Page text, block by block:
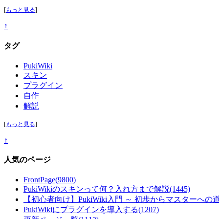
[もっと見る]
↑
タグ
PukiWiki
スキン
プラグイン
自作
解説
[もっと見る]
↑
人気のページ
FrontPage(9800)
PukiWikiのスキンって何？入れ方まで解説(1445)
【初心者向け】PukiWiki入門 ～ 初歩からマスターへの
PukiWikiにプラグインを導入する(1207)